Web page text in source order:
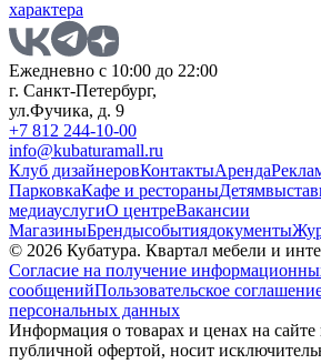
характера
Ежедневно с 10:00 до 22:00
г. Санкт-Петербург,
ул.Фучика, д. 9
+7 812 244-10-00
info@kubaturamall.ru
Клуб дизайнеровКонтактыАренда
ПарковкаКафе и рестораныДетям
медиауслугиО центреВакансии
МагазиныБрендысобытиядокументы
© 2026 Кубатура. Квартал мебели и
Согласие на получение
сообщенийПользовательское
персональных данных
Информация о товарах и ценах на сайте
публичной офертой, носит